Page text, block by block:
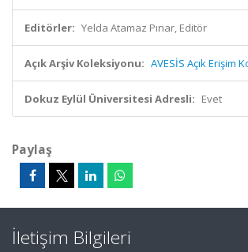
Editörler: Yelda Atamaz Pınar, Editör
Açık Arşiv Koleksiyonu: AVESİS Açık Erişim
Dokuz Eylül Üniversitesi Adresli: Evet
Paylaş
İletişim Bilgileri